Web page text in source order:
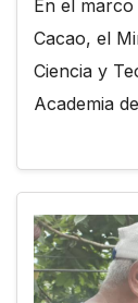
En el
Cacao, el
Ciencia y
Academia